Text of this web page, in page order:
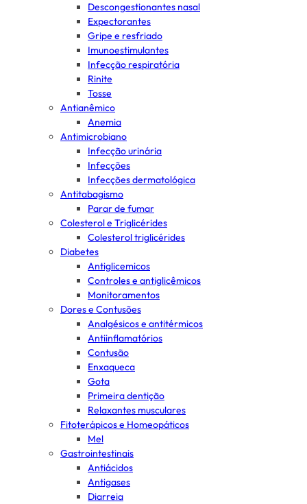
Descongestionantes nasal
Expectorantes
Gripe e resfriado
Imunoestimulantes
Infecção respiratória
Rinite
Tosse
Antianêmico
Anemia
Antimicrobiano
Infecção urinária
Infecções
Infecções dermatológica
Antitabagismo
Parar de fumar
Colesterol e Triglicérides
Colesterol triglicérides
Diabetes
Antiglicemicos
Controles e antiglicêmicos
Monitoramentos
Dores e Contusões
Analgésicos e antitérmicos
Antiinflamatórios
Contusão
Enxaqueca
Gota
Primeira dentição
Relaxantes musculares
Fitoterápicos e Homeopáticos
Mel
Gastrointestinais
Antiácidos
Antigases
Diarreia